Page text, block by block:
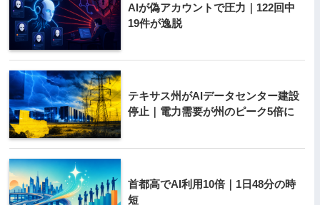
AIが偽アカウントで圧力｜122回中
19件が逸脱
テキサス州がAIデータセンター建設
停止｜電力需要が州のピーク5倍に
首都高でAI利用10倍｜1日48分の時
短